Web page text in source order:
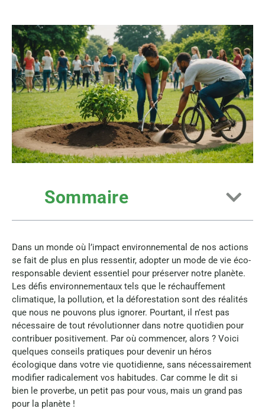
Sommaire
Dans un monde où l’impact environnemental de nos actions
se fait de plus en plus ressentir, adopter un mode de vie éco-
responsable devient essentiel pour préserver notre planète.
Les défis environnementaux tels que le réchauffement
climatique, la pollution, et la déforestation sont des réalités
que nous ne pouvons plus ignorer. Pourtant, il n’est pas
nécessaire de tout révolutionner dans notre quotidien pour
contribuer positivement. Par où commencer, alors ? Voici
quelques conseils pratiques pour devenir un héros
écologique dans votre vie quotidienne, sans nécessairement
modifier radicalement vos habitudes. Car comme le dit si
bien le proverbe, un petit pas pour vous, mais un grand pas
pour la planète !